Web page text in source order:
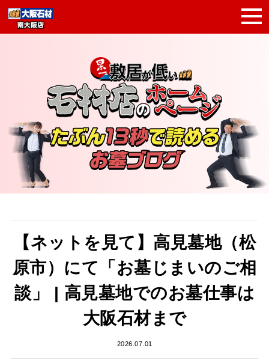
【ネットを見て】高見墓地（松
原市）にて「お墓じまいのご相
談」 | 高見墓地でのお墓仕事は
大阪石材まで
2026.07.01